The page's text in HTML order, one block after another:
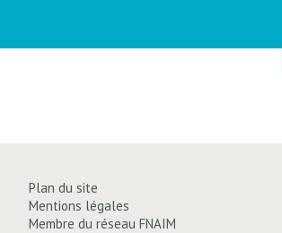
Plan du site
Mentions légales
Membre du réseau FNAIM